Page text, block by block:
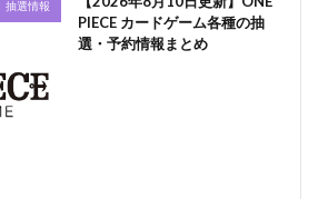
抽選情報
PIECE カードゲーム各種の抽
選・予約情報まとめ